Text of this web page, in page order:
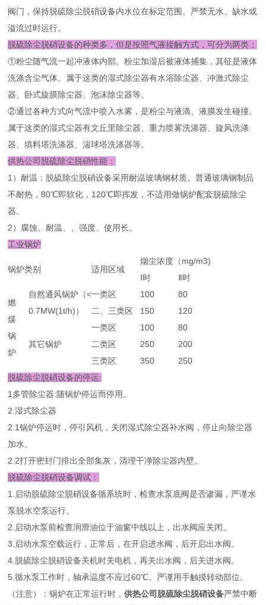
阀门，保持脱硫除尘脱硝设备内水位在标定范围。严禁无水、缺水或
溢流过时运行。
脱硫除尘脱硝设备的种类多，但是按照气液接触方式，可分为两类：
①粉尘随气流一起冲液体内部。粉尘加湿后被液体捕集，其征是液体
洗涤含尘气体。属于这类的湿式除尘器有水浴除尘器、冲激式除尘
器、卧式旋膜除尘器、泡沫除尘器等。
②通过各种方式向气流中喷入水雾，是粉尘与液滴、液膜发生碰撞。
属于这类的湿式尘器有文丘里除尘器、重力喷雾洗涤器、旋风洗涤
器、填料塔洗涤器、湍球塔洗涤器等。
供热公司脱硫除尘脱硝性能：
1）耐温：脱硫除尘脱硝设备采用耐温玻璃钢材质。普通玻璃钢制品
不耐热，80℃即软化，120℃即挥发，不适用做锅炉配套脱硫除尘
器。
2）腐蚀、耐温、、强度、使用长。
工业锅炉
锅炉类别 适用区域
烟尘浓度（mg/m3)
Ⅰ时
Ⅱ时
燃
煤
锅
炉
自然通风锅炉（<
0.7MW(1t/h)）
一类区 100
80
二、三类区
150 120
其它锅炉
一类区 100
80
二类区
250
200
三类区
350
250
脱硫除尘脱硝设备的停运:
1多管除尘器:随锅炉停运而停用。
2.湿式除尘器
2.1锅炉停运时，停引风机，关闭湿式除尘器补水阀，停止向除尘器
加水。
2.2打开密封门排出全部集灰，清理干净除尘器内壁。
脱硫除尘脱硝设备调试：
1.启动脱硫除尘脱硝设备循系统时，检查水泵底阀是否渗漏，严谨水
泵脱水空泵运行。
2.启动水泵前检查润滑油位于油窗中线以上，出水阀应关闭。
3.启动水泵空载运行，正常后，在开启进水阀，后开启出水阀。
4.脱硫除尘脱硝设备关机时关电机，再关出水阀，后关进水阀。
5.循水泵工作时，轴承温度不应过60℃。严谨用手触摸转动部位。
（注意）：锅炉在正常运行时，供热公司脱硫除尘脱硝设备严禁中断